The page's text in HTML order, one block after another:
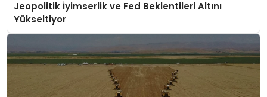
Jeopolitik İyimserlik ve Fed Beklentileri Altını
Yükseltiyor